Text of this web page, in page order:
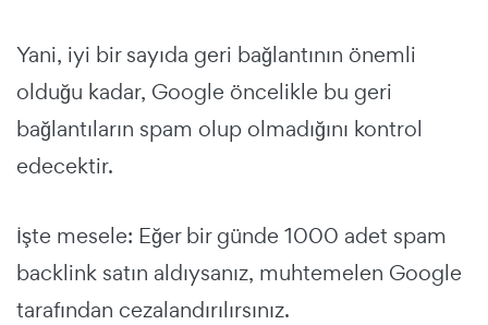
Yani, iyi bir sayıda geri bağlantının önemli
olduğu kadar, Google öncelikle bu geri
bağlantıların spam olup olmadığını kontrol
edecektir.
İşte mesele: Eğer bir günde 1000 adet spam
backlink satın aldıysanız, muhtemelen Google
tarafından cezalandırılırsınız.